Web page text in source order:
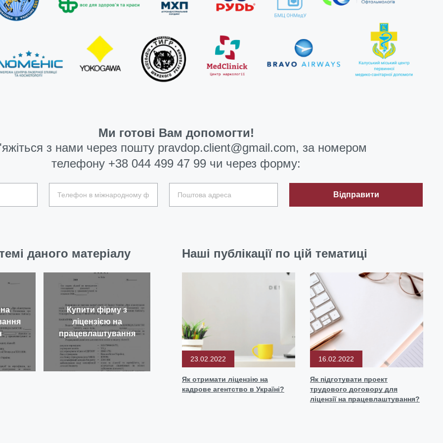
Ми готові Вам допомогти!
з нами через пошту pravdop.client@gmail.com, за номером
телефону +38 044 499 47 99 чи через форму:
Відправити
даного матеріалу
Купити фірму з
ліцензією на
працевлаштування
Наші публікації по цій тематиці
23.02.2022
Як отримати ліцензію на
кадрове агентство в Україні?
16.02.2022
Як підготувати проект
трудового договору для
ліцензії на працевлаштування?